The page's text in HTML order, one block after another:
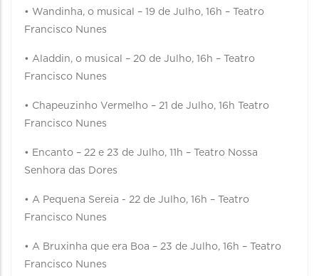
• Wandinha, o musical – 19 de Julho, 16h – Teatro
Francisco Nunes
• Aladdin, o musical – 20 de Julho, 16h – Teatro
Francisco Nunes
• Chapeuzinho Vermelho – 21 de Julho, 16h Teatro
Francisco Nunes
• Encanto – 22 e 23 de Julho, 11h – Teatro Nossa
Senhora das Dores
• A Pequena Sereia - 22 de Julho, 16h – Teatro
Francisco Nunes
• A Bruxinha que era Boa – 23 de Julho, 16h – Teatro
Francisco Nunes